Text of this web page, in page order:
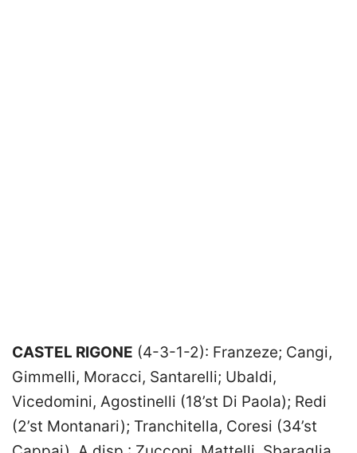
CASTEL RIGONE (4-3-1-2): Franzeze; Cangi,
Gimmelli, Moracci, Santarelli; Ubaldi,
Vicedomini, Agostinelli (18’st Di Paola); Redi
(2’st Montanari); Tranchitella, Coresi (34’st